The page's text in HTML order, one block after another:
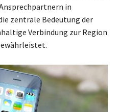
in
zentrale Bedeutung der
Verbindung zur Region